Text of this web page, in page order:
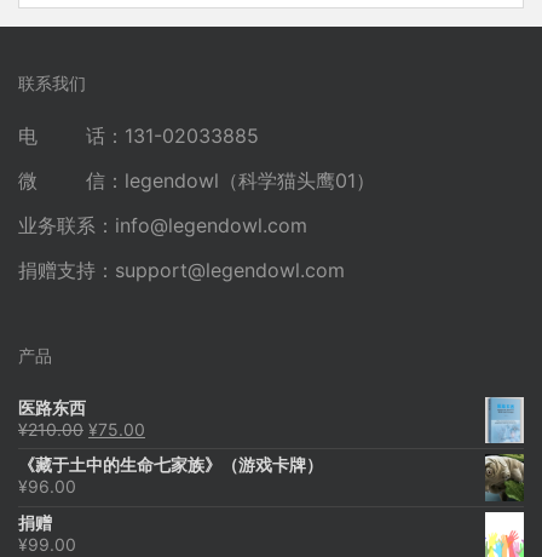
联系我们
电 话：131-02033885
微 信：legendowl（科学猫头鹰01）
业务联系： info@legendowl.com
捐赠支持： support@legendowl.com
产品
医路东西
¥210.00 原
为：
¥75.00
价
《藏于土中的生命七家族》（游戏卡牌）
¥96.00
捐赠
¥99.00